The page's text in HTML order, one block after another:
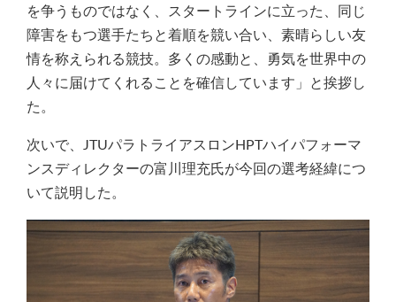
を争うものではなく、スタートラインに立った、同じ
障害をもつ選手たちと着順を競い合い、素晴らしい友
情を称えられる競技。多くの感動と、勇気を世界中の
人々に届けてくれることを確信しています」と挨拶し
た。
次いで、JTUパラトライアスロンHPTハイパフォーマ
ンスディレクターの富川理充氏が今回の選考経緯につ
いて説明した。